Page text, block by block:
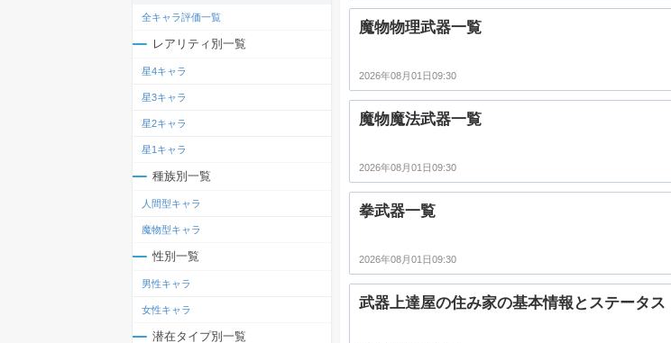
魔物物理武器一覧
2026年08月01日09:30
魔物魔法武器一覧
2026年08月01日09:30
拳武器一覧
2026年08月01日09:30
武器上達屋の住み家の基本情報とステータス
全キャラ評価一覧
レアリティ別一覧
星4キャラ
星3キャラ
星2キャラ
星1キャラ
種族別一覧
人間型キャラ
魔物型キャラ
性別一覧
男性キャラ
女性キャラ
潜在タイプ別一覧